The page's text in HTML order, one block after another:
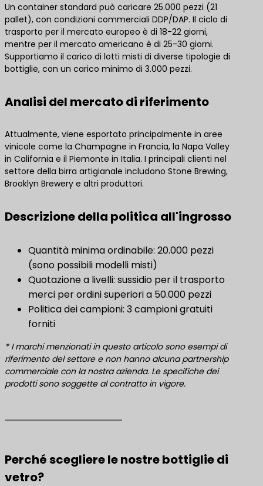
Un container standard può caricare 25.000 pezzi (21
pallet), con condizioni commerciali DDP/DAP. Il ciclo di
trasporto per il mercato europeo è di 18-22 giorni,
mentre per il mercato americano è di 25-30 giorni.
Supportiamo il carico di lotti misti di diverse tipologie di
bottiglie, con un carico minimo di 3.000 pezzi.
Analisi del mercato di riferimento
Attualmente, viene esportato principalmente in aree
vinicole come la Champagne in Francia, la Napa Valley
in California e il Piemonte in Italia. I principali clienti nel
settore della birra artigianale includono Stone Brewing,
Brooklyn Brewery e altri produttori.
Descrizione della politica all'ingrosso
Quantità minima ordinabile: 20.000 pezzi
(sono possibili modelli misti)
Quotazione a livelli: sussidio per il trasporto
merci per ordini superiori a 50.000 pezzi
Politica dei campioni: 3 campioni gratuiti
forniti
* I marchi menzionati in questo articolo sono esempi di
riferimento del settore e non hanno alcuna partnership
commerciale con la nostra azienda. Le specifiche dei
prodotti sono soggette al contratto in vigore.
Perché scegliere le nostre bottiglie di
vetro?